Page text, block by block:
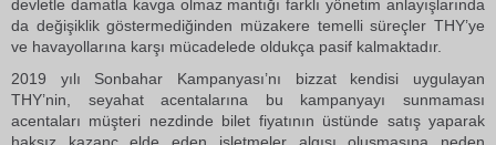
devletle damatla kavga olmaz mantığı farklı yönetim anlayışlarında
da değişiklik göstermediğinden müzakere temelli süreçler THY’ye
ve havayollarına karşı mücadelede oldukça pasif kalmaktadır.
2019 yılı Sonbahar Kampanyası’nı bizzat kendisi uygulayan
THY’nin, seyahat acentalarına bu kampanyayı sunmaması
acentaları müşteri nezdinde bilet fiyatının üstünde satış yaparak